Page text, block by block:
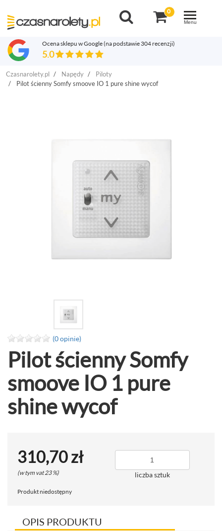
0
Toggle
navigation
Menu
Ocena sklepu w Google(na podstawie 304 recenzji)
5.0
Czasnarolety.pl Napędy
Piloty
Pilot ścienny Somfy smoove IO 1 pure shine wycof
(0 opinie)
Pilot ścienny Somfy
smoove IO 1 pure
shine wycof
310,70 zł
(w tym vat 23 %) liczba sztuk
Produkt niedostępny
OPIS PRODUKTU